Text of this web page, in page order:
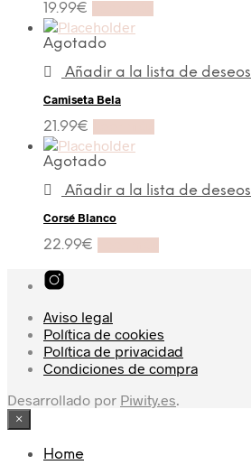
19.99€
Agotado
Añadir a la lista de deseos
Camiseta Bela
21.99€
Agotado
Añadir a la lista de deseos
Corsé Blanco
22.99€
Aviso legal
Política de cookies
Política de privacidad
Condiciones de compra
Desarrollado por Piwity.es
×
Home